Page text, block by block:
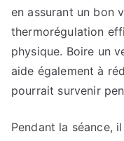
en assurant un bon
thermorégulation
physique. Boire un
aide également à
pourrait survenir
Pendant la séance,